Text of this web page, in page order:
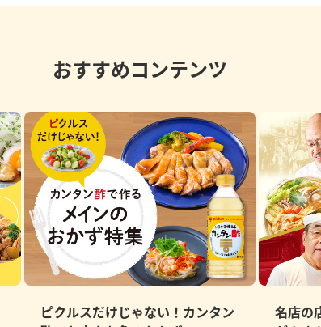
おすすめコンテンツ
ピクルスだけじゃない！カンタン
名店の